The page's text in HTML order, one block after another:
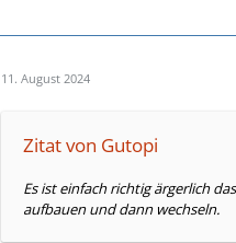
11. August 2024
Zitat von Gutopi
Es ist einfach richtig ärgerlich
aufbauen und dann wechseln.